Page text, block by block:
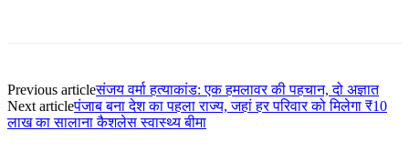
Previous articleसंजय वर्मा हत्याकांड: एक हमलावर की पहचान, दो अज्ञात
Next articleपंजाब बना देश का पहला राज्य, जहां हर परिवार को मिलेगा ₹10
लाख का सालाना कैशलेस स्वास्थ्य बीमा